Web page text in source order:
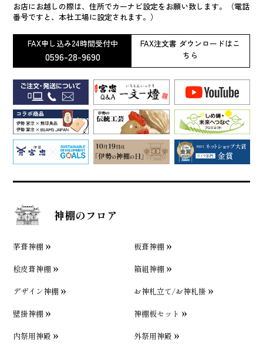
お店にお越しの際は、住所でカーナビ設定をお願い致します。（電話
番号ですと、本社工場に設定されます。）
FAX申し込み24時間受付中
0596-28-9690
FAX注文書 ダウンロードはこ
ちら
神棚のフロア
茅葺神棚
板葺神棚
桧皮葺神棚
箱組神棚
デザイン神棚
お神札立て/お神札掛
壁掛神棚
神棚板セット
内祭用神殿
外祭用神殿